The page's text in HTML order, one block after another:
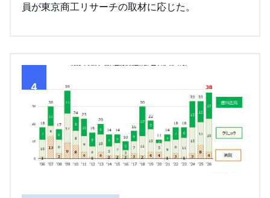
員が東京商工リサーチの取材に応じた。
4